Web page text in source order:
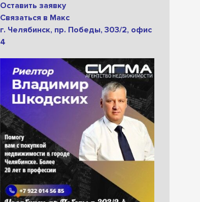
Оставить заявку
Связаться в Макс
г. Челябинск, пр. Победы, 303/2, офис
4